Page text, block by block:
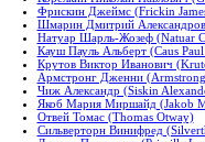
Фрискин Джеймс (Frickin
Шмарин Дмитрий
Натуар Шарль-Жозеф (Natuar
Кауш Пауль Альберт (Caus
Крутов Виктор Иванович
Армстронг Дженни
Чиж Александр (Siskin
Якоб Мария Миршайд (Jakob
Отвей Томас (Thomas Otway)
Сильверторн Винифред